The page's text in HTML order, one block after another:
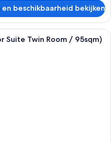
en beschikbaarheid bekijken
Hotelkamer met een groot bed, een
Suite Twin Room / 95sqm)